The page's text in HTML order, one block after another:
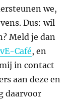
we,
Dus: wil
Meld je dan
Café, en
in contact
aan deze en
daarvoor